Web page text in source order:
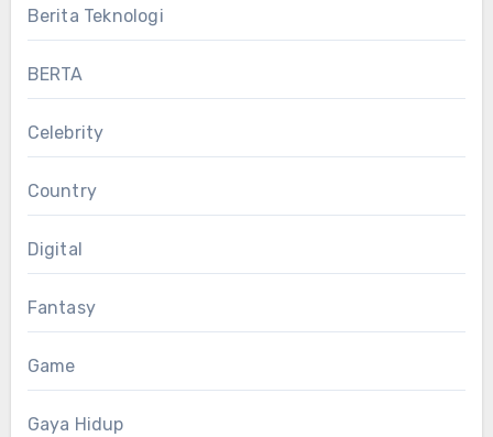
Berita Teknologi
BERTA
Celebrity
Country
Digital
Fantasy
Game
Gaya Hidup